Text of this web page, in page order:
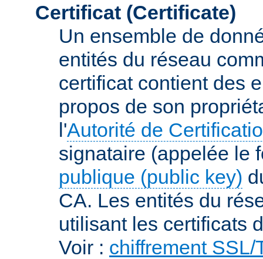
Certificat (Certificate)
Un ensemble de
entités du réseau
certificat contient des
propos de son
l'Autorité de
signataire (appelée le
publique (public key)
CA. Les entités du
utilisant les certificats
Voir : chiffrement SSL/